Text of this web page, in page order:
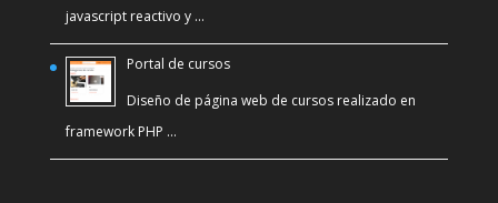
javascript reactivo y …
Portal de cursos
Diseño de página web de cursos realizado en
framework PHP …